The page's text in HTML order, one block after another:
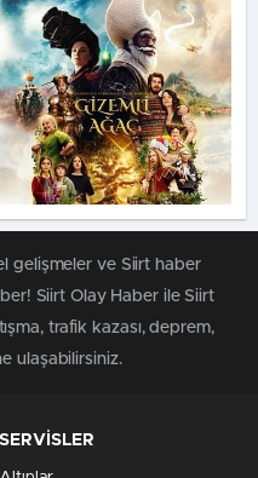
gelişmeler ve Siirt haber
Siirt Olay Haber ile Siirt
trafik kazası, deprem,
ulaşabilirsiniz.
SERVİSLER